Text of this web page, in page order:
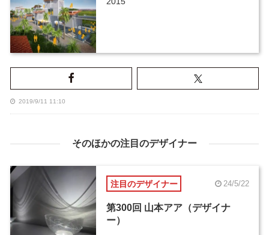
2019/9/11 11:10
そのほかの注目のデザイナー
注目のデザイナー 24/5/22
第300回 山本アア（デザイナ
ー）